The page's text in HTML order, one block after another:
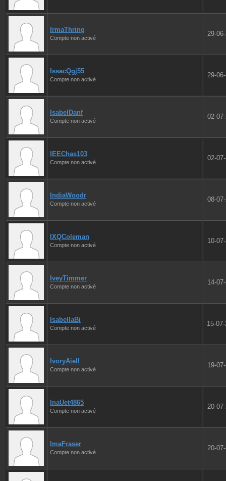
IrmaThring
Compte non activé
29-
IssacQgj55
Compte non activé
29-
IsabelDanf
Compte non activé
02-
IEEChas103
Compte non activé
02-
IndiaWoodr
Compte non activé
08-
IXQColeman
Compte non activé
10-
IveyTimmer
Compte non activé
14-
IsabellaBi
Compte non activé
15-
IvoryAiell
Compte non activé
19-
InaUet4865
Compte non activé
20-
ImaFraser
Compte non activé
20-